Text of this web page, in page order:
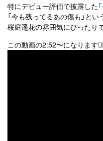
特にデビュー評価で披露した「
「今も残ってるあの傷も」とい
桜庭遥花の雰囲気にぴったり
この動画の2:52〜になります